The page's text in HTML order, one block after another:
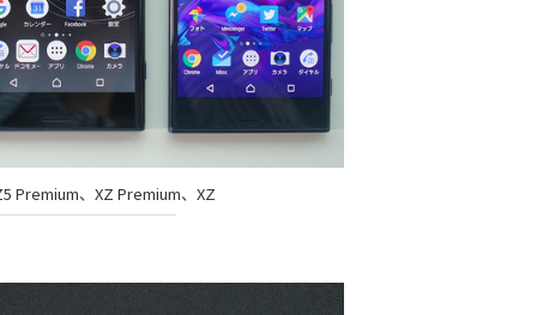
Premium、XZ Premium、XZ